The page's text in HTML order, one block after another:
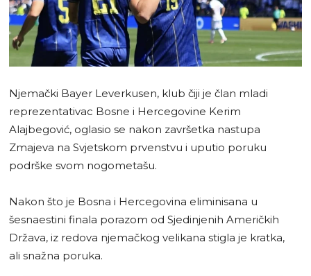
Njemački Bayer Leverkusen, klub čiji je član mladi
reprezentativac Bosne i Hercegovine Kerim
Alajbegović, oglasio se nakon završetka nastupa
Zmajeva na Svjetskom prvenstvu i uputio poruku
podrške svom nogometašu.
Nakon što je Bosna i Hercegovina eliminisana u
šesnaestini finala porazom od Sjedinjenih Američkih
Država, iz redova njemačkog velikana stigla je kratka,
ali snažna poruka.